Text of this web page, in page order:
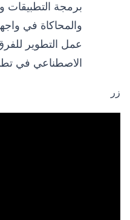
برمجة التطبيقات
والمحاكاة في
عمل التطوير
الاصطناعي في
زر